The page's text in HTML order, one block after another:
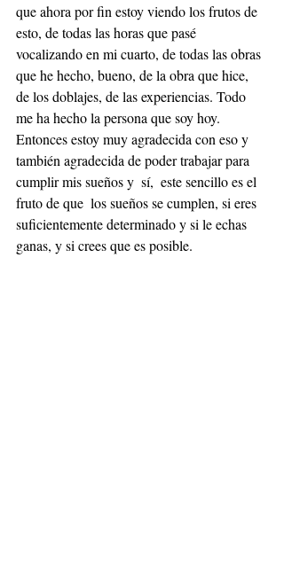
que ahora por fin estoy viendo los frutos de
esto, de todas las horas que pasé
vocalizando en mi cuarto, de todas las obras
que he hecho, bueno, de la obra que hice,
de los doblajes, de las experiencias. Todo
me ha hecho la persona que soy hoy.
Entonces estoy muy agradecida con eso y
también agradecida de poder trabajar para
cumplir mis sueños y  sí,  este sencillo es el
fruto de que  los sueños se cumplen, si eres
suficientemente determinado y si le echas
ganas, y si crees que es posible.